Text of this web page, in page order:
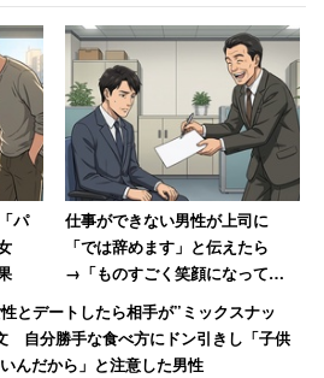
パ
仕事ができない男性が上司に
「では辞めます」と伝えたら
→「ものすごく笑顔になって、
その場で退職届を書かされまし
た」
とデートしたら相手が”ミックスナッ
自分勝手な食べ方にドン引きし「子供
んだから」と注意した男性